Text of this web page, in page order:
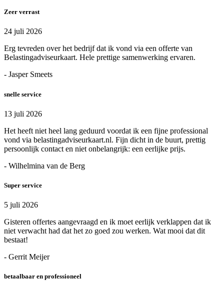
Zeer verrast
24 juli 2026
Erg tevreden over het bedrijf dat ik vond via een offerte van
Belastingadviseurkaart. Hele prettige samenwerking ervaren.
- Jasper Smeets
snelle service
13 juli 2026
Het heeft niet heel lang geduurd voordat ik een fijne professional
vond via belastingadviseurkaart.nl. Fijn dicht in de buurt, prettig
persoonlijk contact en niet onbelangrijk: een eerlijke prijs.
- Wilhelmina van de Berg
Super service
5 juli 2026
Gisteren offertes aangevraagd en ik moet eerlijk verklappen dat ik
niet verwacht had dat het zo goed zou werken. Wat mooi dat dit
bestaat!
- Gerrit Meijer
betaalbaar en professioneel